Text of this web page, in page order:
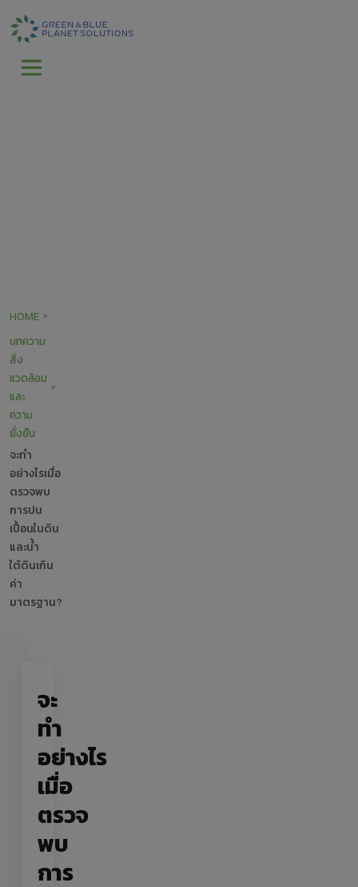
HOME >
บทความ
สิ่ง
แวดล้อม
และ
ความ
ยั่งยืน
>
จะทำ
อย่างไรเมื่อ
ตรวจพบ
การปน
เปื้อนในดิน
และน้ำ
ใต้ดินเกิน
ค่า
มาตรฐาน?
จะ
ทำ
อย่างไร
เมื่อ
ตรวจ
พบ
การ